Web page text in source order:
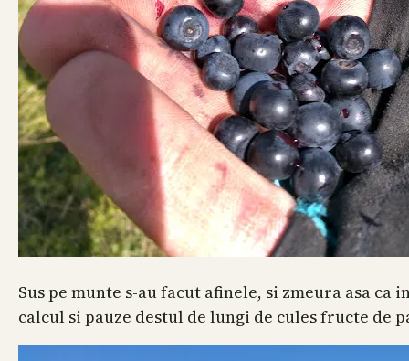
Sus pe munte s-au facut afinele, si zmeura asa
calcul si pauze destul de lungi de cules fructe de